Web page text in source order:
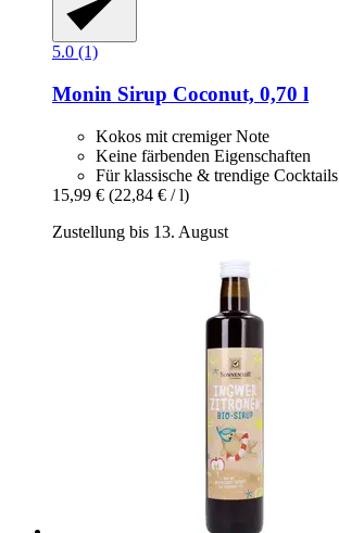
5.0 (1)
Monin Sirup Coconut, 0,70 l
Kokos mit cremiger Note
Keine färbenden Eigenschaften
Für klassische & trendige Cocktails
15,99 € (22,84 € / l)
Zustellung bis 13. August